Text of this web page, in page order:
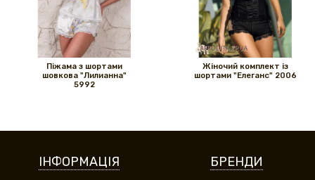
Піжама з шортами
шовкова "Лилианна"
5992
Жіночий комплект із
шортами "Елеганс" 2006
ІНФОРМАЦІЯ БРЕНДИ